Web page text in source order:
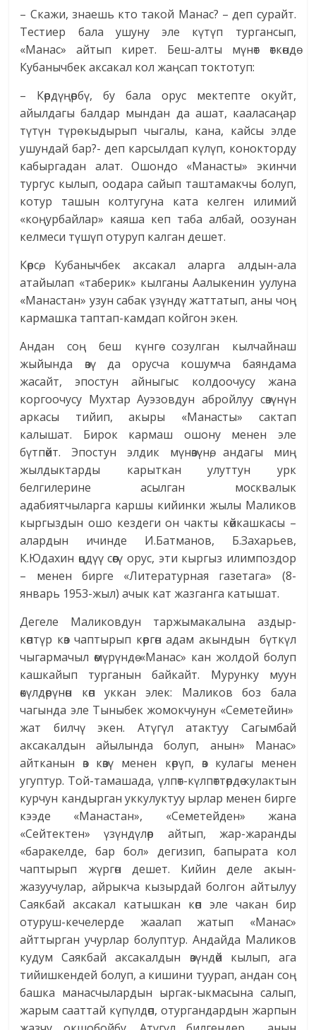
– Скажи, знаешь кто такой Манас? – деп сурайт.
Тестиер бала ушуну эле күтүп тургансып,
«Манас» айтып кирет. Беш-алты мүнөт өткөндө
Кубанычбек аксакал кол жаңсап токтотуп:
– Көрдүңөрбү, бу бала орус мектепте окуйт,
айылдагы балдар мындан да ашат, кааласаңар
түтүн түрө кыдырып чыгалы, кана, кайсы элде
ушундай бар?- деп карсылдап күлүп, конокторду
кабыргадан алат. Ошондо «Манасты» экинчи
тургус кылып, оодара сайып таштамакчы болуп,
котур ташын колтугуна ката келген илимий
«коңурбайлар» каяша кеп таба албай, оозунан
келмеси түшүп отуруп калган дешет.
Көрсө, Кубанычбек аксакал аларга алдын-ала
атайылап «таберик» кылганы Аалыкенин уулуна
«Манастан» узун сабак үзүндү жаттатып, аны чоң
кармашка таптап-камдап койгон экен.
Андан соң беш күнгө созулган кылчайнаш
жыйында өзү да орусча кошумча баяндама
жасайт, эпостун айныгыс колдоочусу жана
коргоочусу Мухтар Ауэзовдун абройлуу сөзүнүн
аркасы тийип, акыры «Манасты» сактап
калышат. Бирок кармаш ошону менен эле
бүтпөйт. Эпостун элдик мүнөзүнө, андагы миң
жылдыктарды карыткан улуттун урк
белгилерине асылган москвалык
адабиятчыларга каршы кийинки жылы Маликов
кыргыздын ошо кездеги он чакты көйкашкасы –
алардын ичинде И.Батманов, Б.Захарьев,
К.Юдахин өңдүү сөөгү орус, эти кыргыз илимпоздор
– менен бирге «Литературная газетага» (8-
январь 1953-жыл) ачык кат жазганга катышат.
Дегеле Маликовдун таржымакалына аздыр-
көптүр көз чаптырып көргөн адам акындын бүткүл
чыгармачыл өмүрүндө «Манас» кан жолдой болуп
кашкайып турганын байкайт. Мурунку муун
өкүлдөрүнөн көп уккан элек: Маликов боз бала
чагында эле Тыныбек жомокчунун «Семетейин»
жат билчү экен. Атүгүл атактуу Сагымбай
аксакалдын айылында болуп, анын» Манас»
айтканын өз көзү менен көрүп, өз кулагы менен
угуптур. Той-тамашада, үлпөт-күлпөттөрдө кулактын
курчун кандырган уккулуктуу ырлар менен бирге
кээде «Манастан», «Семетейден» жана
«Сейтектен» үзүн­дүлөр айтып, жар-жаранды
«баракелде, бар бол» дегизип, бапырата кол
чаптырып жүргөн дешет. Кийин деле акын-
жазуучулар, айрыкча кызырдай болгон айтылуу
Саякбай аксакал катышкан көп эле чакан бир
отуруш-кечелерде жаалап жатып «Манас»
айттырган учурлар болуптур. Андайда Маликов
кудум Саякбай аксакалдын өзүндөй кылып, ага
тийишкендей болуп, а кишини туурап, андан соң
башка манасчылардын ыргак-ыкмасына салып,
жарым сааттай күпүлдөп, отургандардын жарпын